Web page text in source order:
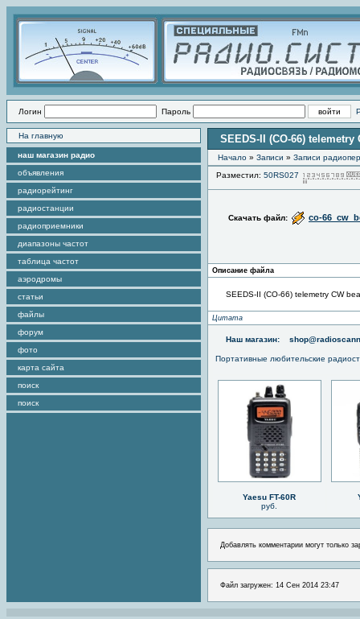
Логин Пароль
На главную
наш магазин радио
объявления
радиорейтинг
радиостанции
радиоприемники
диапазоны частот
таблица частот
аэродромы
статьи
файлы
форум
фото
карта сайта
поиск
поиск
SEEDS-II (CO-66) telemetry
Начало » Записи » Записи
Разместил: 50RS027
Скачать файл: co-
Описание файла
SEEDS-II (CO-66) telemetry CW
Цитата
Наш магазин:
Портативные любительские
Yaesu FT-60R
руб.
Добавлять комментарии могут только
Файл загружен: 14 Сен 2014 23:47